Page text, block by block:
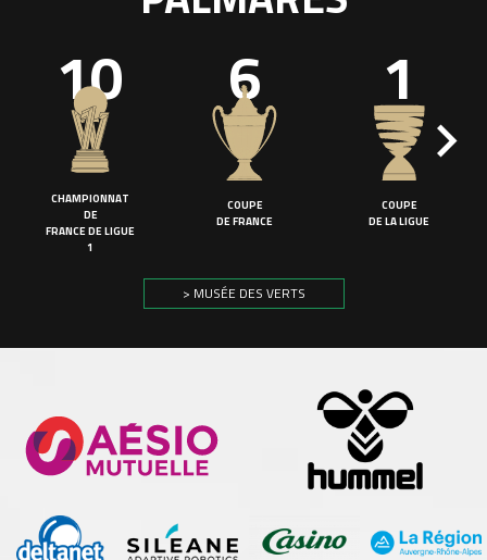
10
CHAMPIONNAT
DE
FRANCE DE LIGUE
1
6
COUPE
DE FRANCE
1
COUPE
DE LA LIGUE
> MUSÉE DES VERTS